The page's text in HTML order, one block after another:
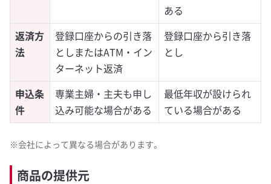
ある
返済方
法
登録口座からの引き落
としまたはATM・イン
ターネット返済
登録口座から引き落
とし
申込条
件
専業主婦・主夫も申し
込み可能な場合がある
最低年収が設けられ
ている場合がある
※会社によって異なる場合があります。
商品の提供元